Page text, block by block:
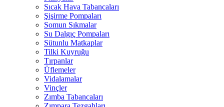
Sıcak Hava Tabancaları
Şişirme Pompaları
Somun Sıkmalar
Su Dalgıç Pompaları
Sütunlu Matkaplar
Tilki Kuyruğu
Tırpanlar
Üflemeler
Vidalamalar
Vinçler
Zımba Tabancaları